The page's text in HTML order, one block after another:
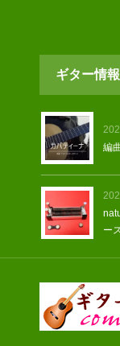
ギター情報
編
ー